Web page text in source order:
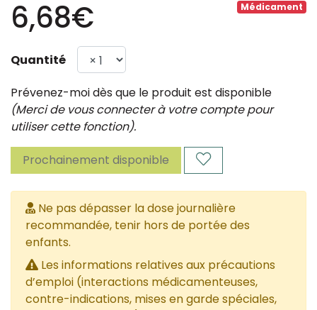
Médicament
6,68€
Quantité
Prévenez-moi dès que le produit est disponible
(Merci de vous connecter à votre compte pour
utiliser cette fonction).
Prochainement disponible
Ne pas dépasser la dose journalière
recommandée, tenir hors de portée des
enfants.
Les informations relatives aux précautions
d’emploi (interactions médicamenteuses,
contre-indications, mises en garde spéciales,